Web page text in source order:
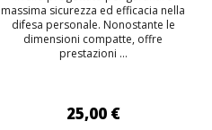
massima sicurezza ed efficacia nella
difesa personale. Nonostante le
dimensioni compatte, offre
prestazioni ...
25,00 €